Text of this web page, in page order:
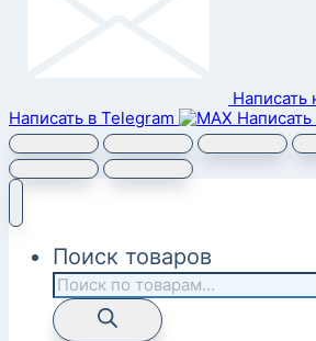
Написать
Написать в Telegram
Написать
Поиск товаров